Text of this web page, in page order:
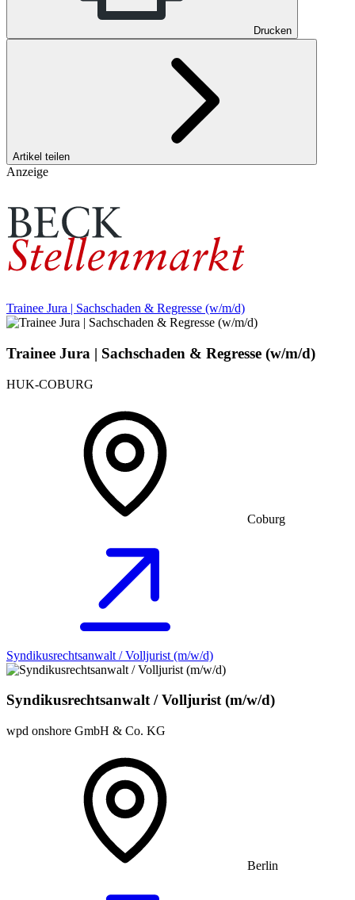
Drucken
Artikel teilen
Anzeige
Trainee Jura | Sachschaden & Regresse (w/m/d)
Trainee Jura | Sachschaden & Regresse (w/m/d)
HUK-COBURG
Coburg
Syndikusrechtsanwalt / Volljurist (m/w/d)
Syndikusrechtsanwalt / Volljurist (m/w/d)
wpd onshore GmbH & Co. KG
Berlin